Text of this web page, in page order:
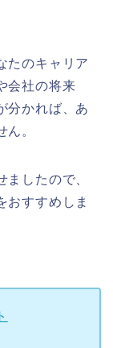
たのキャリア
会社の将来
分かれば、あ
。
したので、
おすすめしま